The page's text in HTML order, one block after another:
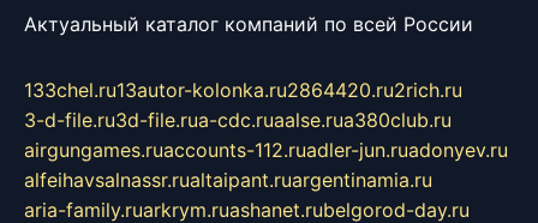
Актуальный каталог компаний по всей России
133chel.ru13autor-kolonka.ru2864420.ru2rich.ru
3-d-file.ru3d-file.rua-cdc.ruaalse.rua380club.ru
airgungames.ruaccounts-112.ruadler-jun.ruadonyev.ru
alfeihavsalnassr.rualtaipant.ruargentinamia.ru
aria-family.ruarkrym.ruashanet.rubelgorod-day.ru